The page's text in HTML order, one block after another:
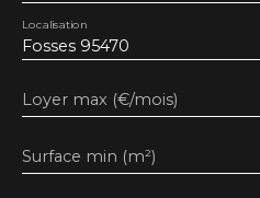
Fosses 95470
Localisation
Loyer max (€/mois)
Surface min (m²)